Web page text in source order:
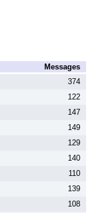
Messages
374
122
147
149
129
140
110
139
108